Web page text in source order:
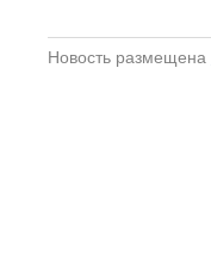
Новость размещена